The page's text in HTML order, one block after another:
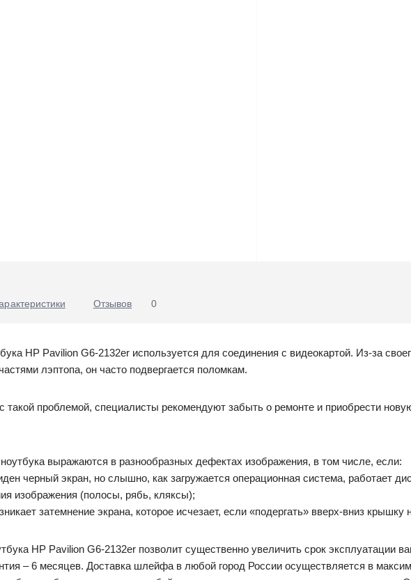
Отзывов 0
HP Pavilion G6-2132er используется для соединения с видеокартой. Из-за
лэптопа, он часто подвергается поломкам.
такой проблемой, специалисты рекомендуют забыть о ремонте и приобрести
выражаются в разнообразных дефектах изображения, в том числе, если:
черный экран, но слышно, как загружается операционная система, работает
изображения (полосы, рябь, кляксы);
затемнение экрана, которое исчезает, если «подергать» вверх-вниз крышку
HP Pavilion G6-2132er позволит существенно увеличить срок эксплуатации
– 6 месяцев. Доставка шлейфа в любой город России осуществляется в